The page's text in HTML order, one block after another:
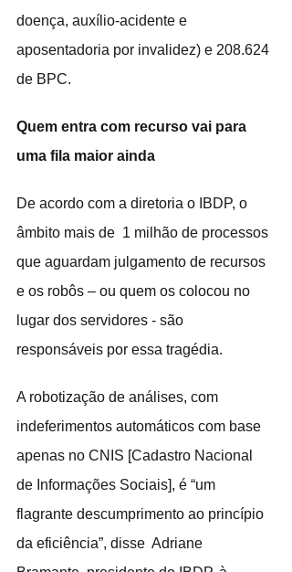
doença, auxílio-acidente e
aposentadoria por invalidez) e 208.624
de BPC.
Quem entra com recurso vai para
uma fila maior ainda
De acordo com a diretoria o IBDP, o
âmbito mais de  1 milhão de processos
que aguardam julgamento de recursos
e os robôs – ou quem os colocou no
lugar dos servidores - são
responsáveis por essa tragédia.
A robotização de análises, com
indeferimentos automáticos com base
apenas no CNIS [Cadastro Nacional
de Informações Sociais], é “um
flagrante descumprimento ao princípio
da eficiência”, disse  Adriane